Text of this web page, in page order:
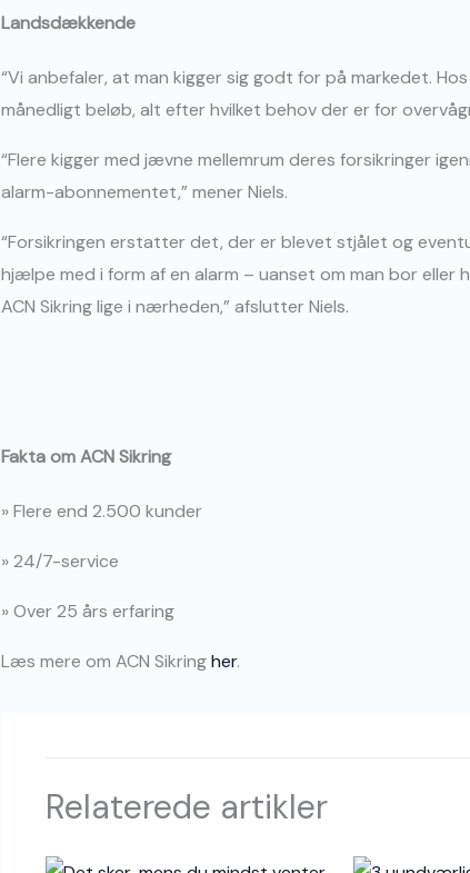
Landsdækkende
“Vi anbefaler, at man kigger sig godt for på markedet.
månedligt beløb, alt efter hvilket behov der er for
“Flere kigger med jævne mellemrum deres forsikringer
alarm-abonnementet,” mener Niels.
“Forsikringen erstatter det, der er blevet stjålet og
hjælpe med i form af en alarm – uanset om man bor eller
ACN Sikring lige i nærheden,” afslutter Niels.
Fakta om ACN Sikring
» Flere end 2.500 kunder
» 24/7-service
» Over 25 års erfaring
Læs mere om ACN Sikringher.
Relaterede artikler